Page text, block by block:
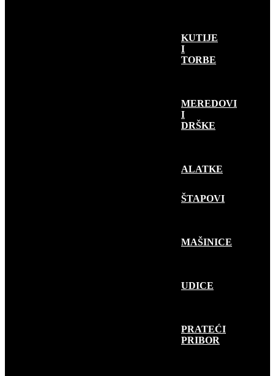
KUTIJE
I
TORBE
MEREDOVI
I
DRŠKE
ALATKE
ŠTAPOVI
MAŠINICE
UDICE
PRATEĆI
PRIBOR